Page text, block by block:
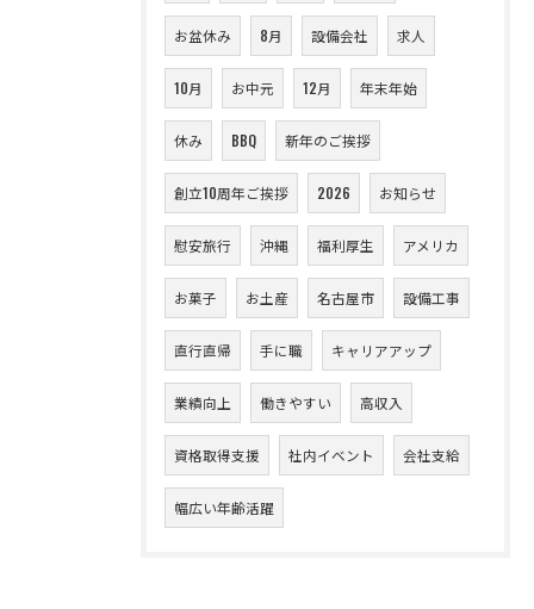
お盆休み 8月 設備会社 求人
10月 お中元 12月 年末年始
休み BBQ 新年のご挨拶
創立10周年ご挨拶 2026 お知らせ
慰安旅行 沖縄 福利厚生 アメリカ
お菓子 お土産 名古屋市 設備工事
直行直帰 手に職 キャリアアップ
業績向上 働きやすい 高収入
資格取得支援 社内イベント 会社支給
幅広い年齢活躍